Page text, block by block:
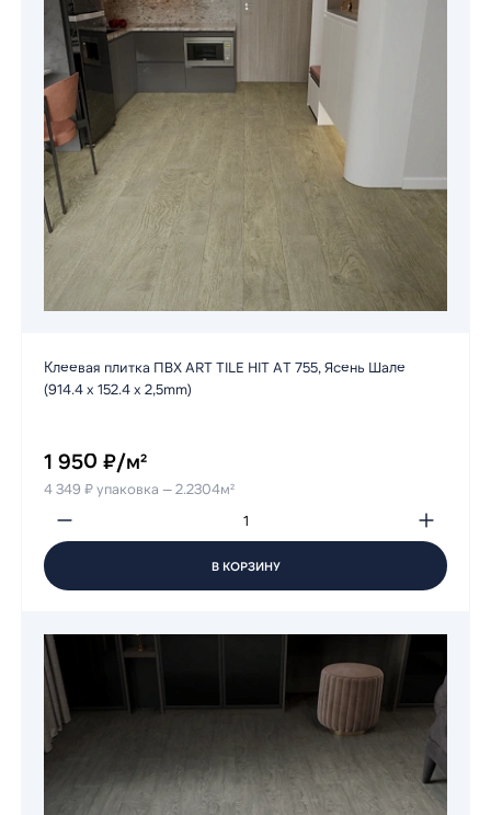
Клеевая плитка ПВХ ART TILE HIT AT 755, Ясень Шале
(914.4 х 152.4 х 2,5mm)
1 950 ₽/м²
4 349 ₽ упаковка — 2.2304м²
В КОРЗИНУ